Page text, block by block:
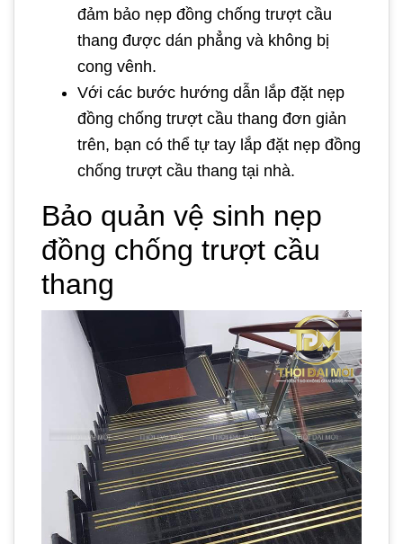
đảm bảo nẹp đồng chống trượt cầu
thang được dán phẳng và không bị
cong vênh.
Với các bước hướng dẫn lắp đặt nẹp
đồng chống trượt cầu thang đơn giản
trên, bạn có thể tự tay lắp đặt nẹp đồng
chống trượt cầu thang tại nhà.
Bảo quản vệ sinh nẹp
đồng chống trượt cầu
thang